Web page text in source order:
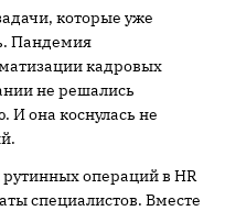
которые уже
Пандемия
кадровых
не решались
И она коснулась не
операций в HR
специалистов. Вместе